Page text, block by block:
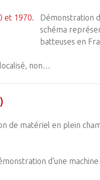
Démonstration
schéma
batteuses en
non…
de matériel en plein
d'une